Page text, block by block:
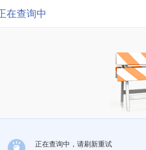
在查询中
正在查询中，请刷新重试